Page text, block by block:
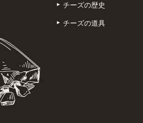
チーズの歴史
チーズの道具